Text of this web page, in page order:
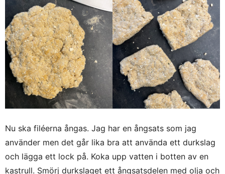
Nu ska filéerna ångas. Jag har en ångsats som jag
använder men det går lika bra att använda ett durkslag
och lägga ett lock på. Koka upp vatten i botten av en
kastrull. Smörj durkslaget ett ångsatsdelen med olja och